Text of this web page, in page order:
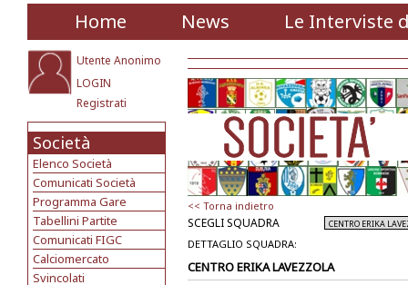
Home News Le Interviste
Utente Anonimo
LOGIN
Registrati
Società
Elenco Società
Comunicati Società
Programma Gare
Tabellini Partite
Comunicati FIGC
Calciomercato
Svincolati
<< Torna indietro
SCEGLI SQUADRA
DETTAGLIO SQUADRA:
CENTRO ERIKA LAVEZZOLA